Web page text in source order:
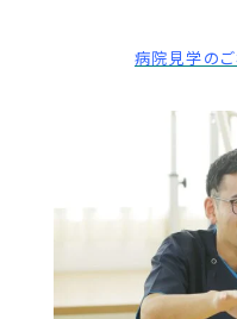
病院見学の